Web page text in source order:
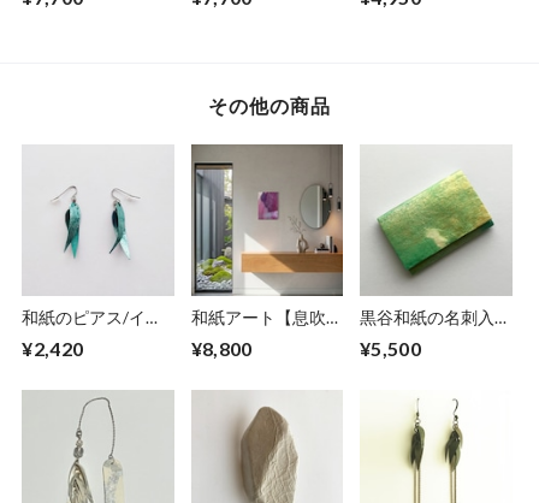
その他の商品
和紙のピアス/イヤ
アブルー】S
¥2,420
和紙アート【息吹】
¥8,800
黒谷和紙の名刺入れ
¥5,500